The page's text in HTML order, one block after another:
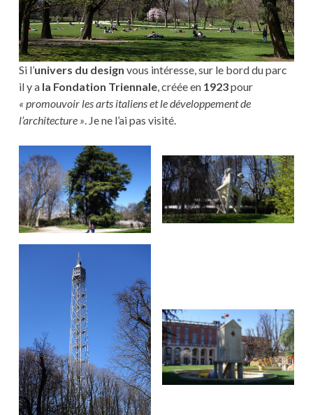
Si l’univers du design vous intéresse, sur le bord du parc
il y a la Fondation Triennale, créée en 1923pour
« promouvoir les arts italiens et le développement de
l’architecture ». Je ne l’ai pas visité.